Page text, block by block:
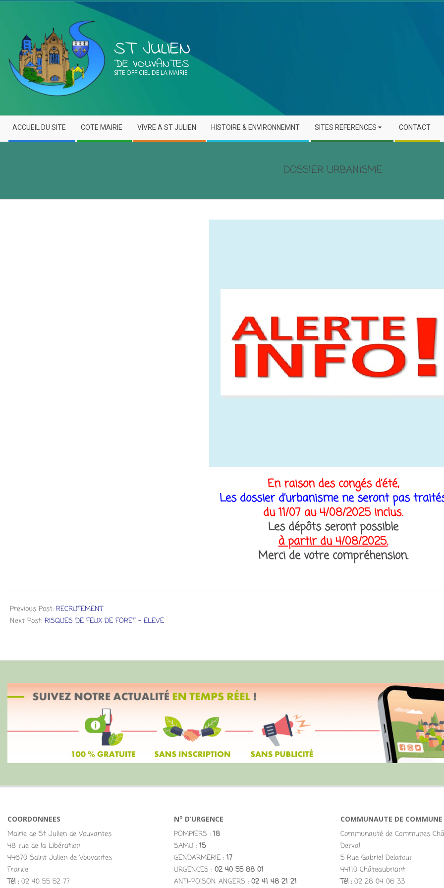
ST JULIEN
DE VOUVANTES
SITE OFFICIEL DE LA MAIRIE
ACCUEIL DU SITE COTE MAIRIE VIVRE A ST JULIEN HISTOIRE & ENVIRONNEMNT SITES REFERENCES CONTACT
DOSSIER URBANISME
En raison des congés d’été,
Les dossier d’urbanisme ne seront pas
du 11/07 au 4/08/2025 inclus.
Les dépôts seront possible
à partir du 4/08/2025.
Merci de votre compréhension.
Previous Post: RECRUTEMENT
Next Post: RISQUES DE FEUX DE FORET – ELEVE
COORDONNEES
Mairie de St Julien de Vouvantes
48 rue de la Libération
44670 Saint Julien de Vouvantes
France
Tél :02 40 55 52 77
N° D’URGENCE
POMPIERS : 18
SAMU : 15
GENDARMERIE : 17
URGENCES : 02 40 55 88 01
ANTI-POISON ANGERS : 02 41 48 21 21
COMMUNAUTE DE COMMUNE
Communauté de Communes
Derval
5 Rue Gabriel Delatour
44110 Châteaubriant
Tél :02 28 04 06 33